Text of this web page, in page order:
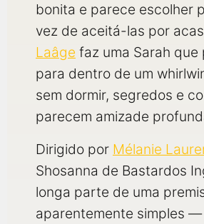
bonita e parece escolher
vez de aceitá-las por
Laâge faz uma Sarah que
para dentro de um
sem dormir, segredos e
parecem amizade
Dirigido por Mélanie
Shosanna de Bastardos
longa parte de uma
aparentemente simples —